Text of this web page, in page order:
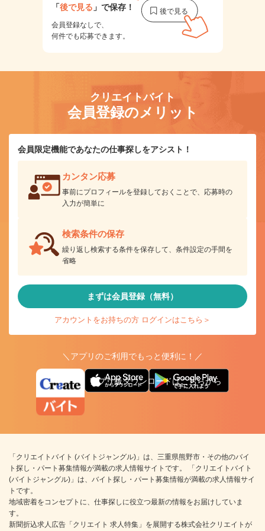
「後で見る 」で保存！
会員登録なしで、
何件でも応募できます。
クリエイトバイト
会員登録のメリット
会員限定機能であなたの仕事探しをアシスト！
カンタン応募
事前にプロフィールを登録しておくことで、応募時の
入力が簡単に
検索条件の保存
繰り返し検索する条件を保存して、条件設定の手間を
省略
まずは会員登録（無料）
アカウントをお持ちの方 ログインはこちら＞
＼アプリのご利用でもっと便利に！／
アプリ版ダウンロードはこちらから
「クリエイトバイト (バイトジャングル)」は、三重県熊野市・その他のバイ
ト探し・パート募集情報が満載の求人情報サイトです。 「クリエイトバイト
(バイトジャングル)」は、バイト探し・パート募集情報が満載の求人情報サイ
トです。
地域密着をコンセプトに、仕事探しに役立つ最新の情報をお届けしていま
す。
新聞折込求人広告「クリエイト 求人特集」を展開する株式会社クリエイトが